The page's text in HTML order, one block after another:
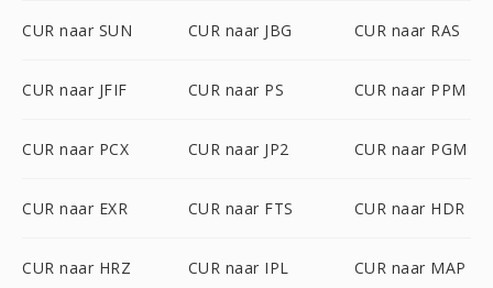
CUR naar SUN CUR naar JBG CUR naar RAS
CUR naar JFIF CUR naar PS CUR naar PPM
CUR naar PCX CUR naar JP2 CUR naar PGM
CUR naar EXR CUR naar FTS CUR naar HDR
CUR naar HRZ CUR naar IPL CUR naar MAP